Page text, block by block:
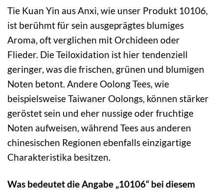
Tie Kuan Yin aus Anxi, wie unser Produkt 10106,
ist berühmt für sein ausgeprägtes blumiges
Aroma, oft verglichen mit Orchideen oder
Flieder. Die Teiloxidation ist hier tendenziell
geringer, was die frischen, grünen und blumigen
Noten betont. Andere Oolong Tees, wie
beispielsweise Taiwaner Oolongs, können stärker
geröstet sein und eher nussige oder fruchtige
Noten aufweisen, während Tees aus anderen
chinesischen Regionen ebenfalls einzigartige
Charakteristika besitzen.
Was bedeutet die Angabe „10106“ bei diesem